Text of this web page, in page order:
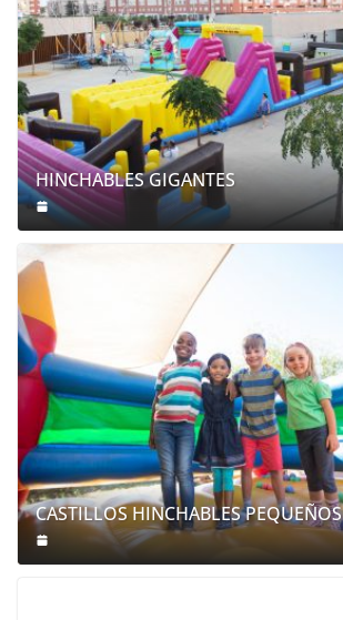
HINCHABLES GIGANTES
CASTILLOS HINCHABLES PEQUEÑOS